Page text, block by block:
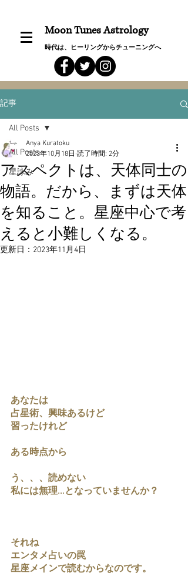
Moon Tunes Astrology
時代は、ヒーリングからチューニングへ
記事
All Posts
星詠み
All Posts
アスペクトは、天体同士の
物語。だから、まずは天体
を知ること。星座中心で考
えると小難しくなる。
Anya Kuratoku
2023年10月18日 読了時間: 2分
更新日： 2023年11月4日
あなたは
占星術、興味あるけど
習ったけれど
ある時点から
う、、、読めない
私には無理...となっていませんか？
それね
エンタメ占いの罠
星座メインで読むからなのです。